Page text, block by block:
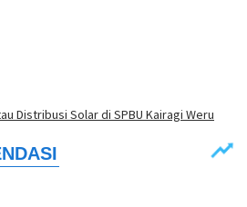
Distribusi Solar di SPBU Kairagi Weru